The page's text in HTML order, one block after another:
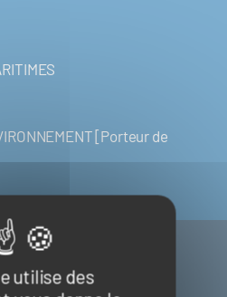
utilise des
[Porteur de